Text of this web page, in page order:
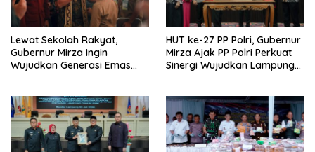
Lewat Sekolah Rakyat,
Gubernur Mirza Ingin
Wujudkan Generasi Emas
HUT ke-27 PP Polri, Gubernur
Mirza Ajak PP Polri Perkuat
Sinergi Wujudkan Lampung